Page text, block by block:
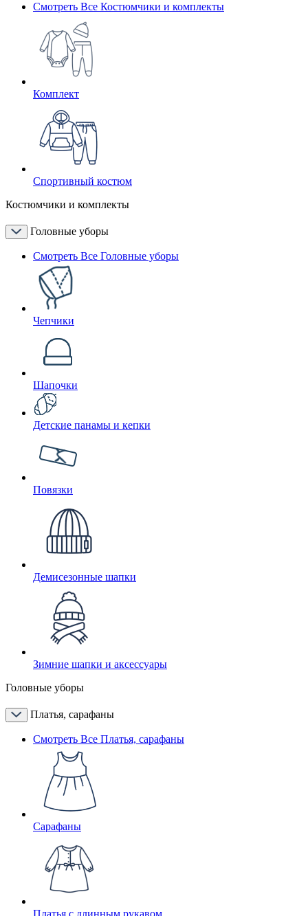
Смотреть Все Костюмчики и комплекты
Комплект
Спортивный костюм
Костюмчики и комплекты
Головные уборы
Смотреть Все Головные уборы
Чепчики
Шапочки
Детские панамы и кепки
Повязки
Демисезонные шапки
Зимние шапки и аксессуары
Головные уборы
Платья, сарафаны
Смотреть Все Платья, сарафаны
Сарафаны
Платья с длинным рукавом